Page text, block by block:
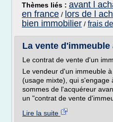
Thèmes liés : avant l
en france / lors de l
bien immobilier / frais
La vente d'immeuble
Le contrat de vente d'un
Le vendeur d'un immeuble
(usage mixte), qui s'engage
sommes de l'acquéreur
un "contrat de vente
Lire la suite